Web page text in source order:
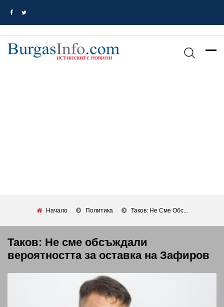
Начало Политика Таков: Не Сме Обс...
Таков: Не сме обсъждали
вероятността за оставка на Зафиров